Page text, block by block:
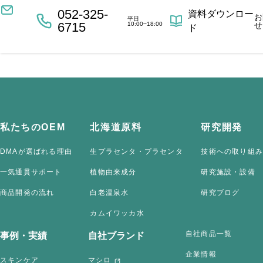
052-325-
6715
平日
10:00~18:00
資料ダウンロー
ド
せ
私たちのOEM
DMAが選ばれる理由
一気通貫サポート
商品開発の流れ
北海道原料
生プラセンタ・プラセンタ
植物由来成分
白老温泉水
カムイワッカ水
研究開発
技術への取り組み
研究施設・設備
研究ブログ
事例・実績
スキンケア
自社ブランド
マシロ
自社商品一覧
企業情報